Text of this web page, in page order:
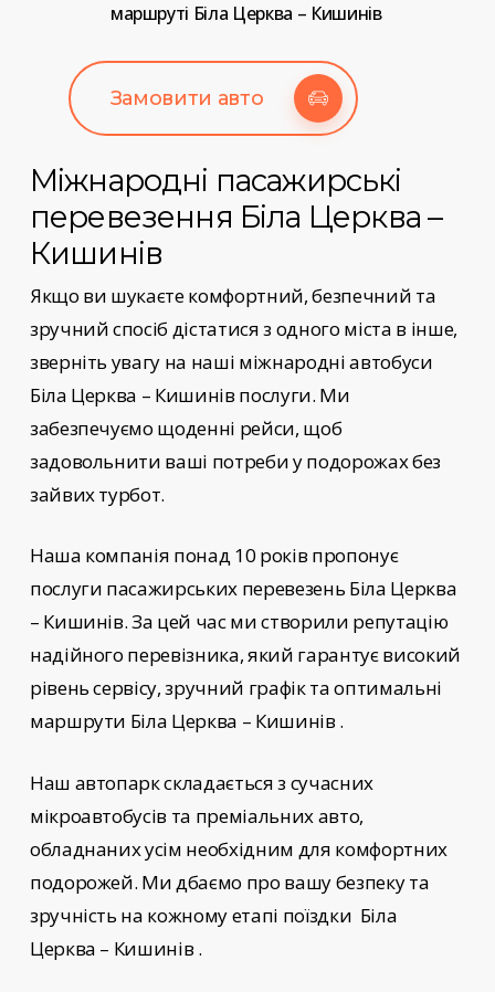
маршруті Біла Церква – Кишинів
Замовити авто
Міжнародні пасажирські
перевезення Біла Церква –
Кишинів
Якщо ви шукаєте комфортний, безпечний та
зручний спосіб дістатися з одного міста в інше,
зверніть увагу на наші міжнародні автобуси
Біла Церква – Кишинів послуги. Ми
забезпечуємо щоденні рейси, щоб
задовольнити ваші потреби у подорожах без
зайвих турбот.
Наша компанія понад 10 років пропонує
послуги пасажирських перевезень Біла Церква
– Кишинів. За цей час ми створили репутацію
надійного перевізника, який гарантує високий
рівень сервісу, зручний графік та оптимальні
маршрути Біла Церква – Кишинів .
Наш автопарк складається з сучасних
мікроавтобусів та преміальних авто,
обладнаних усім необхідним для комфортних
подорожей. Ми дбаємо про вашу безпеку та
зручність на кожному етапі поїздки Біла
Церква – Кишинів .